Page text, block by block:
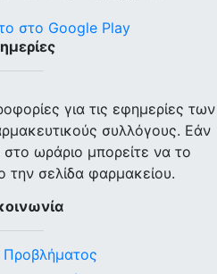
για τις εφημερίες των
συλλόγους. Εάν
ωράριο μπορείτε να το
σελίδα φαρμακείου.